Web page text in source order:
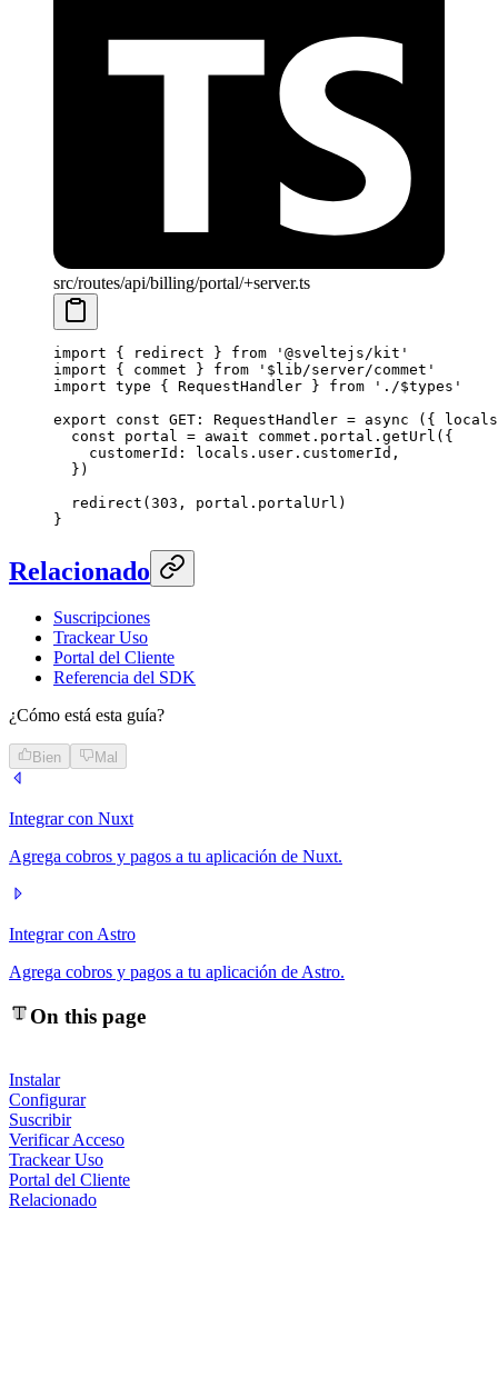
src/routes/api/billing/portal/+server.ts
import { redirect } from '@sveltejs/kit'
import { commet } from '$lib/server/commet'
import type { RequestHandler } from './$types'
export const GET : RequestHandler = async ({ locals
  const
portal = await commet.portal. getUrl ({
    customerId: locals.user.customerId,
  })
  redirect
(303 , portal.portalUrl)
}
Relacionado
Suscripciones
Trackear Uso
Portal del Cliente
Referencia del SDK
¿Cómo está esta guía?
Bien Mal
Integrar con Nuxt
Agrega cobros y pagos a tu aplicación de Nuxt.
Integrar con Astro
Agrega cobros y pagos a tu aplicación de Astro.
On this page
Instalar
Configurar
Suscribir
Verificar Acceso
Trackear Uso
Portal del Cliente
Relacionado